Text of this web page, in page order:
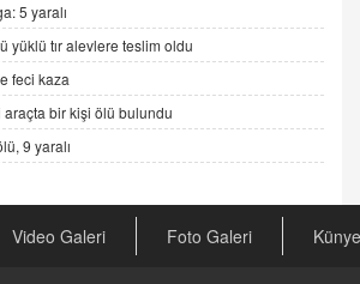
MENEKŞE
Yolu
12:56
ÖZKALE
Başvuru Şartı
16:30
5 yaralı
yüklü tır alevlere teslim oldu
feci kaza
bir kişi ölü bulundu
9 yaralı
Video Galeri Foto Galeri Künye